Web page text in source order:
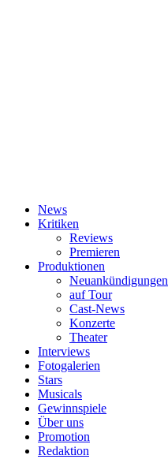
News
Kritiken
Reviews
Premieren
Produktionen
Neuankündigungen
auf Tour
Cast-News
Konzerte
Theater
Interviews
Fotogalerien
Stars
Musicals
Gewinnspiele
Über uns
Promotion
Redaktion